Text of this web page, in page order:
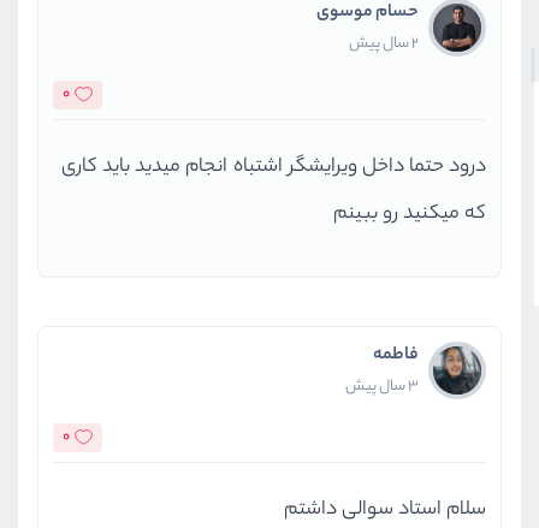
حسام موسوی
2 سال پیش
0
درود حتما داخل ویرایشگر اشتباه انجام میدید باید کاری
که میکنید رو ببینم
فاطمه
3 سال پیش
0
سلام استاد سوالی داشتم